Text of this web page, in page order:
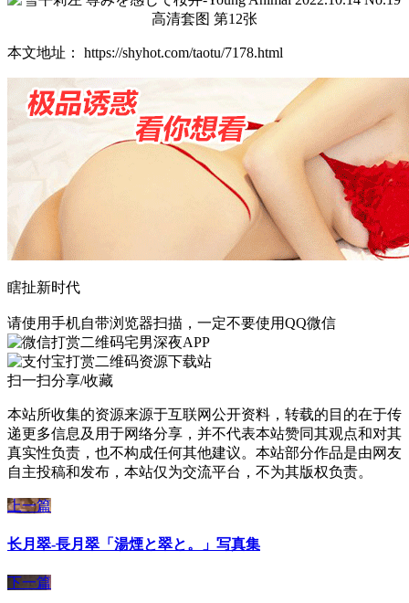
本文地址： https://shyhot.com/taotu/7178.html
瞎扯新时代
请使用手机自带浏览器扫描，一定不要使用QQ微信
宅男深夜APP
资源下载站
扫一扫分享/收藏
本站所收集的资源来源于互联网公开资料，转载的目的在于传
递更多信息及用于网络分享，并不代表本站赞同其观点和对其
真实性负责，也不构成任何其他建议。本站部分作品是由网友
自主投稿和发布，本站仅为交流平台，不为其版权负责。
上一篇
长月翠-長月翠「湯煙と翠と。」写真集
下一篇